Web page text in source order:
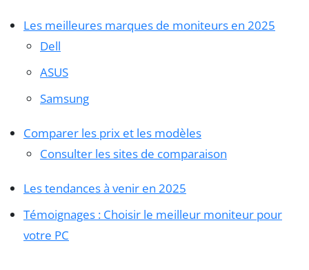
Les meilleures marques de moniteurs en 2025
Dell
ASUS
Samsung
Comparer les prix et les modèles
Consulter les sites de comparaison
Les tendances à venir en 2025
Témoignages : Choisir le meilleur moniteur pour
votre PC